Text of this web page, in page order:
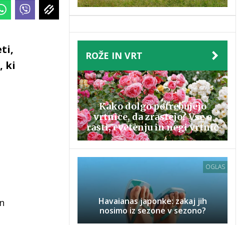
ki
ROŽE IN VRT
Kako dolgo potrebujejo
vrtnice, da zrastejo? Vse o
rasti, cvetenju in negi vrtnic
OGLAS
Havaianas japonke: zakaj jih
nosimo iz sezone v sezono?